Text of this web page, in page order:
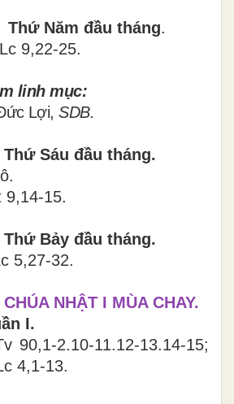
Thứ Năm đầu tháng.
Lc 9,22-25.
linh mục:
Lợi,SDB.
Thứ Sáu đầu tháng.
15.
Thứ Bảy đầu tháng.
5,27-32.
CHÚA NHẬT I MÙA CHAY.
I.
90,1-2.10-11.12-13.14-15;
4,1-13.